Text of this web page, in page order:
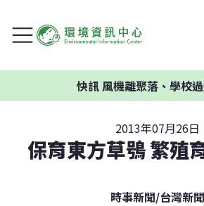
快訊風機離聚落、學校過近
2013年07月26日
保育東方草鴞 繁殖
時事新聞/台灣新聞